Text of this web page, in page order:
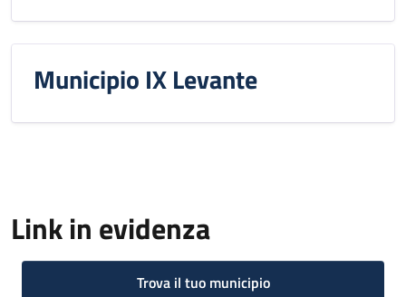
Municipio IX Levante
Link in evidenza
Trova il tuo municipio